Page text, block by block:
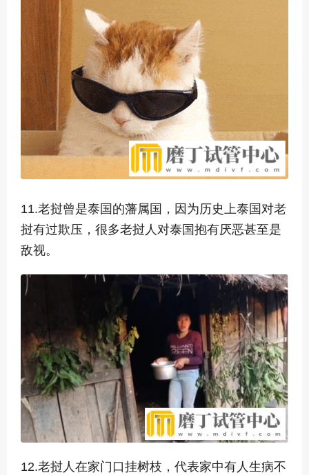
11.老挝曾是泰国的藩属国，因为历史上泰国对老
挝有过欺压，很多老挝人对泰国抱有厌恶甚至是
敌视。
12.老挝人在家门口挂树枝，代表家中有人生病不